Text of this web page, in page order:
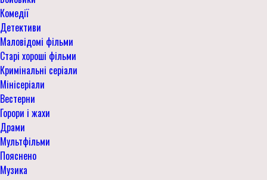
Комедії
Детективи
Маловідомі фільми
Старі хороші фільми
Кримінальні серіали
Мінісеріали
Вестерни
Горори і жахи
Драми
Мультфільми
Пояснено
Музика